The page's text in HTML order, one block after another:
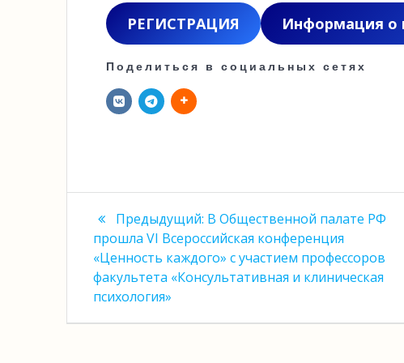
РЕГИСТРАЦИЯ Информация о
Поделиться в социальных сетях
Навигация
по
записям
Предыдущий: Предыдущая
запись:
В Общественной палате РФ
прошла VI Всероссийская конференция
«Ценность каждого» с участием профессоров
факультета «Консультативная и клиническая
психология»